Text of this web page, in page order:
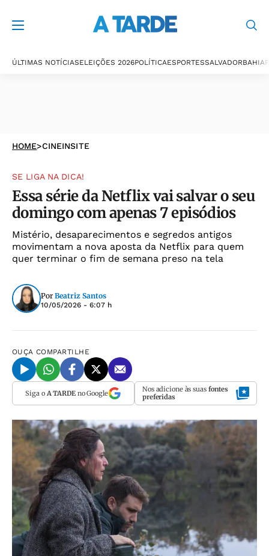
ÚLTIMAS NOTÍCIASELEIÇÕES 2026POLÍTICAESPORTESSALVADORBAHIA
HOME>CINEINSITE
SE LIGA NA DICA!
Essa série da Netflix vai salvar o seu
domingo com apenas 7 episódios
Mistério, desaparecimentos e segredos antigos
movimentam a nova aposta da Netflix para quem
quer terminar o fim de semana preso na tela
Por Beatriz Santos
10/05/2026 - 6:07 h
OUÇA COMPARTILHE
Siga o A TARDEno Google Nos adicione às suas fontes
preferidas